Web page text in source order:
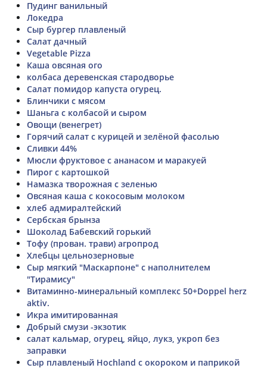
Пудинг ванильный
Локедра
Сыр бургер плавленый
Салат дачный
Vegetable Pizza
Каша овсяная ого
колбаса деревенская стародворье
Салат помидор капуста огурец.
Блинчики с мясом
Шаньга с колбасой и сыром
Овощи (венегрет)
Горячий салат с курицей и зелёной фасолью
Сливки 44%
Мюсли фруктовое с ананасом и маракуей
Пирог с картошкой
Намазка творожная с зеленью
Овсяная каша с кокосовым молоком
хлеб адмиралтейский
Сербская брынза
Шоколад Бабевский горький
Тофу (прован. трави) агропрод
Хлебцы цельнозерновые
Сыр мягкий "Маскарпоне" с наполнителем
"Тирамису"
Витаминно-минеральный комплекс 50+Doppel herz
aktiv.
Икра имитированная
Добрый смузи -экзотик
салат кальмар, огурец, яйцо, лукз, укроп без
заправки
Сыр плавленый Hochland с окороком и паприкой